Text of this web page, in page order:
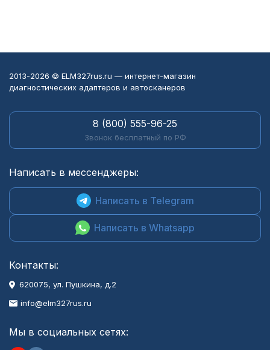
2013-2026 © ELM327rus.ru — интернет-магазин
диагностических адаптеров и автосканеров
8 (800) 555-96-25
Звонок бесплатный по РФ
Написать в мессенджеры:
Написать в Telegram
Написать в Whatsapp
Контакты:
620075, ул. Пушкина, д.2
info@elm327rus.ru
Мы в социальных сетях: